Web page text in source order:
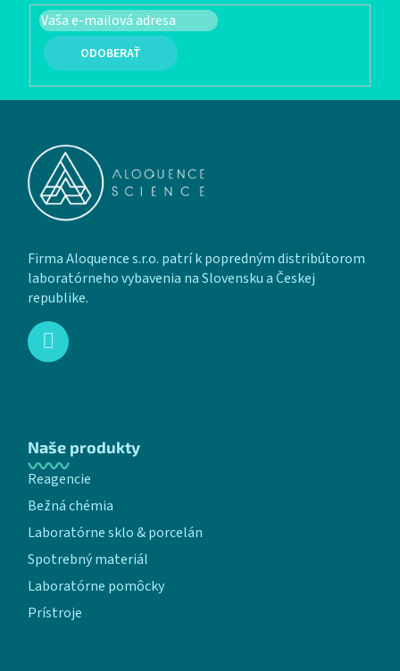
PRIHLÁSIŤ SA
Firma Aloquence s.r.o. patrí k popredným distribútorom
laboratórneho vybavenia na Slovensku a Českej
republike.
Naše produkty
Reagencie
Bežná chémia
Laboratórne sklo & porcelán
Spotrebný materiál
Laboratórne pomôcky
Prístroje